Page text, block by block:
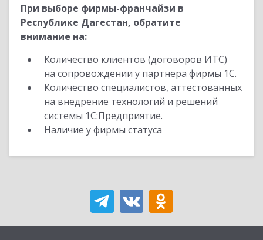
При выборе фирмы-франчайзи в
Республике Дагестан, обратите
внимание на:
Количество клиентов (договоров ИТС)
на сопровождении у партнера фирмы 1С.
Количество специалистов, аттестованных
на внедрение технологий и решений
системы 1С:Предприятие.
Наличие у фирмы статуса